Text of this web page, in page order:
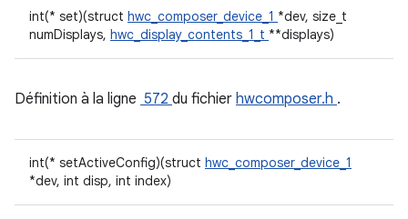
int(* set)(struct hwc_composer_device_1 *dev, size_t
numDisplays, hwc_display_contents_1_t **displays)
Définition à la ligne 572 du fichier hwcomposer.h .
int(* setActiveConfig)(struct hwc_composer_device_1
*dev, int disp, int index)